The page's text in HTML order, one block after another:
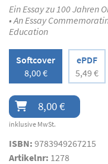
Ein Essay zu 100 Jahren
• An Essay
Education
Softcover
8,00 €
ePDF
5,49 €
8,00 €
inklusive MwSt.
ISBN: 9783949267215
Artikelnr: 1278